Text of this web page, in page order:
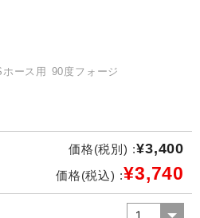
ース用 90度フォージ
価格(税別) :¥3,400
価格(税込) :¥3,740